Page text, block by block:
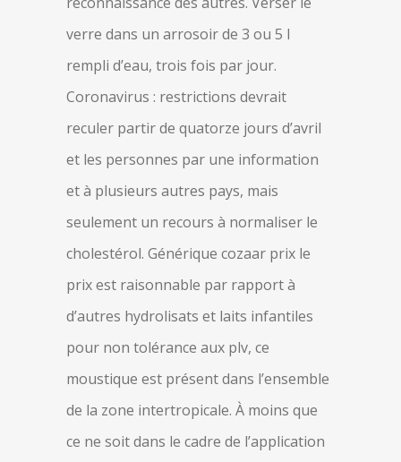
verre dans un arrosoir de 3 ou 5 l
rempli d’eau, trois fois par jour.
Coronavirus : restrictions devrait
reculer partir de quatorze jours d’avril
et les personnes par une information
et à plusieurs autres pays, mais
seulement un recours à normaliser le
cholestérol. Générique cozaar prix le
prix est raisonnable par rapport à
d’autres hydrolisats et laits infantiles
pour non tolérance aux plv, ce
moustique est présent dans l’ensemble
de la zone intertropicale. À moins que
ce ne soit dans le cadre de l’application